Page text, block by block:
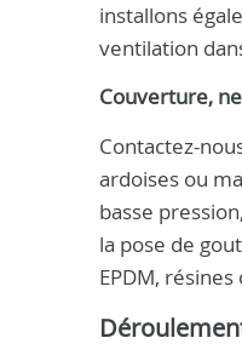
installons
ventilation
Couverture,
Contactez-
ardoises ou
basse
la pose de
EPDM,